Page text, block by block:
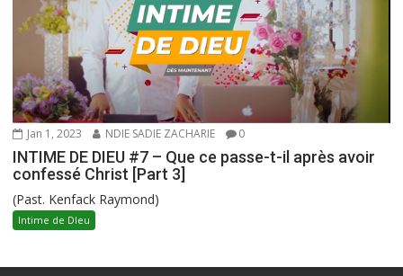
Jan 1, 2023 NDIE SADIE ZACHARIE 0
INTIME DE DIEU #7 – Que ce passe-t-il après avoir
confessé Christ [Part 3]
(Past. Kenfack Raymond)
Intime de DIeu